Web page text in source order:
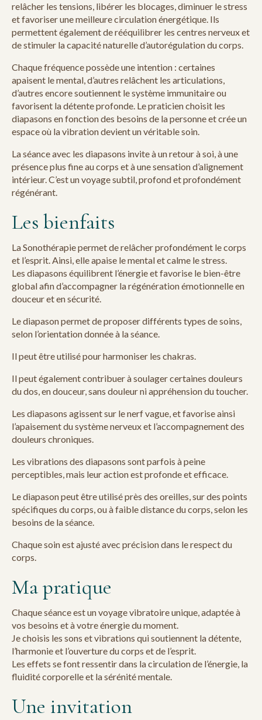
relâcher les tensions, libérer les blocages, diminuer le stress
et favoriser une meilleure circulation énergétique. Ils
permettent également de rééquilibrer les centres nerveux et
de stimuler la capacité naturelle d’autorégulation du corps.
Chaque fréquence possède une intention : certaines
apaisent le mental, d’autres relâchent les articulations,
d’autres encore soutiennent le système immunitaire ou
favorisent la détente profonde. Le praticien choisit les
diapasons en fonction des besoins de la personne et crée un
espace où la vibration devient un véritable soin.
La séance avec les diapasons invite à un retour à soi, à une
présence plus fine au corps et à une sensation d’alignement
intérieur. C’est un voyage subtil, profond et profondément
régénérant.
Les bienfaits
La Sonothérapie permet de relâcher profondément le corps
et l’esprit. Ainsi, elle apaise le mental et calme le stress.
Les diapasons équilibrent l’énergie et favorise le bien-être
global afin d’accompagner la régénération émotionnelle en
douceur et en sécurité.
Le diapason permet de proposer différents types de soins,
selon l’orientation donnée à la séance.
Il peut être utilisé pour harmoniser les chakras.
Il peut également contribuer à soulager certaines douleurs
du dos, en douceur, sans douleur ni appréhension du toucher.
Les diapasons agissent sur le nerf vague, et favorise ainsi
l’apaisement du système nerveux et l’accompagnement des
douleurs chroniques.
Les vibrations des diapasons sont parfois à peine
perceptibles, mais leur action est profonde et efficace.
Le diapason peut être utilisé près des oreilles, sur des points
spécifiques du corps, ou à faible distance du corps, selon les
besoins de la séance.
Chaque soin est ajusté avec précision dans le respect du
corps.
Ma pratique
Chaque séance est un voyage vibratoire unique, adaptée à
vos besoins et à votre énergie du moment.
Je choisis les sons et vibrations qui soutiennent la détente,
l’harmonie et l’ouverture du corps et de l’esprit.
Les effets se font ressentir dans la circulation de l’énergie, la
fluidité corporelle et la sérénité mentale.
Une invitation